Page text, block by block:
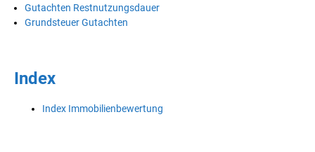
Gutachten Restnutzungsdauer
Grundsteuer Gutachten
Index
Index Immobilienbewertung